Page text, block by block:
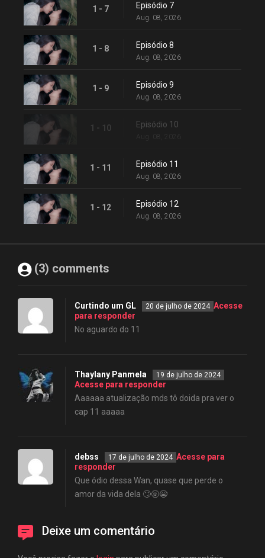
1 - 7 Episódio 7
Aug. 08, 2026
1 - 8 Episódio 8
Aug. 08, 2026
1 - 9 Episódio 9
Aug. 08, 2026
1 - 10 Episódio 10
1 - 11 Episódio 11
Aug. 08, 2026
1 - 12 Episódio 12
Aug. 08, 2026
(3) comments
Curtindo um GL 20 de julho de 2024 Acesse
para responder
No aguardo do 11
Thaylany Panmela 19 de julho de 2024
Acesse para responder
Aaaaaa atualização mds tô doida pra ver o
cap 11 aaaaa
debss 17 de julho de 2024 Acesse para
responder
Que ódio dessa Wan, quase que perde o
amor da vida dela 🙄🤬😭
Deixe um comentário